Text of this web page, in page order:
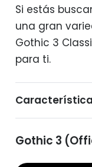
Si estás
una gran
Gothic 3
para ti.
Gothic 3